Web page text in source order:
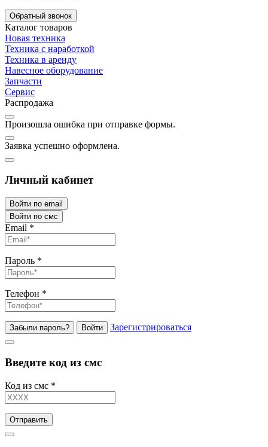
Обратный звонок
Каталог товаров
Новая техника
Техника с наработкой
Техника в аренду
Навесное оборудование
Запчасти
Сервис
Распродажа
Произошла ошибка при отправке формы.
Заявка успешно оформлена.
Личный кабинет
Войти по email
Войти по смс
Email *
Пароль *
Телефон *
Забыли пароль? Войти Зарегистрироваться
Введите код из смс
Код из смс *
Отправить